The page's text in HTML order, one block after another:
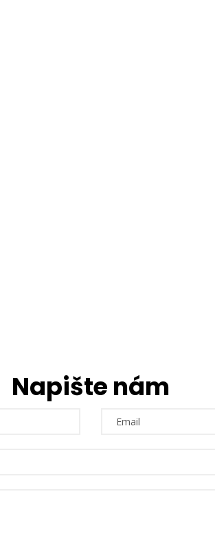
Napište nám